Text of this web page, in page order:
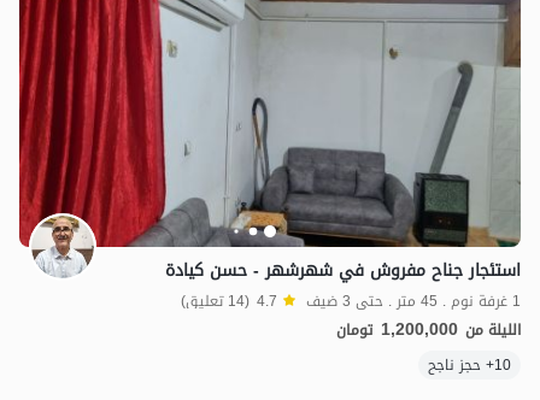
استئجار جناح مفروش في شهرشهر - حسن كيادة
1 غرفة نوم . 45 متر . حتى 3 ضيف 4.7 (14 تعليق)
الليلة من 1,200,000 تومان
10+ حجز ناجح